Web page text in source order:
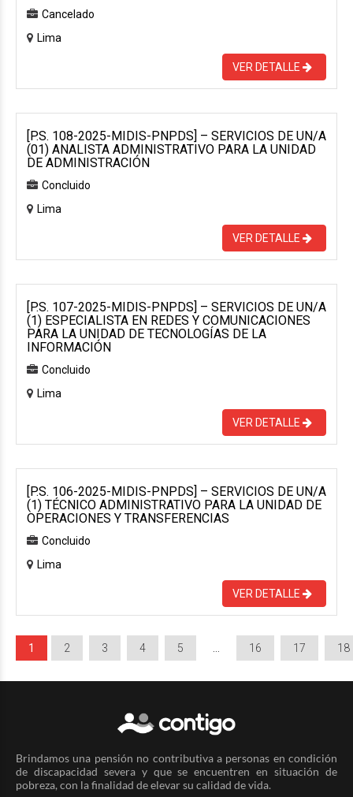
Cancelado
Lima
VER DETALLE
[P.S. 108-2025-MIDIS-PNPDS] – SERVICIOS DE UN/A
(01) ANALISTA ADMINISTRATIVO PARA LA UNIDAD
DE ADMINISTRACIÓN
Concluido
Lima
VER DETALLE
[P.S. 107-2025-MIDIS-PNPDS] – SERVICIOS DE UN/A
(1) ESPECIALISTA EN REDES Y COMUNICACIONES
PARA LA UNIDAD DE TECNOLOGÍAS DE LA
INFORMACIÓN
Concluido
Lima
VER DETALLE
[P.S. 106-2025-MIDIS-PNPDS] – SERVICIOS DE UN/A
(1) TÉCNICO ADMINISTRATIVO PARA LA UNIDAD DE
OPERACIONES Y TRANSFERENCIAS
Concluido
Lima
VER DETALLE
1 2 3 4 5 16 17 18
Brindamos una pensión no contributiva a personas en condición
de discapacidad severa y que se encuentren en situación de
pobreza, con la finalidad de elevar su calidad de vida.